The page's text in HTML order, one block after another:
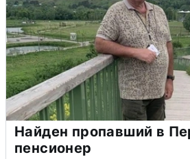
Найден пропавший в
пенсионер